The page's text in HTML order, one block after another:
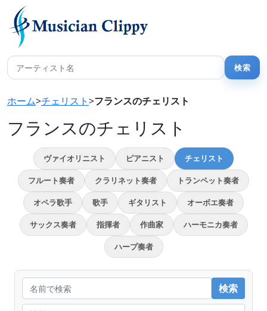
ホーム>チェリスト>フランスのチェリスト
フランスのチェリスト
ヴァイオリニスト ピアニスト チェリスト
フルート奏者 クラリネット奏者 トランペット奏者
オペラ歌手 歌手 ギタリスト オーボエ奏者
サックス奏者 指揮者 作曲家 ハーモニカ奏者
ハープ奏者